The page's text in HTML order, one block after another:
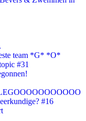
team *G* *O*
#31
#16